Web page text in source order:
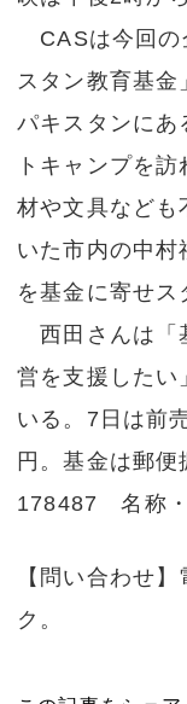
CASは今回の
スタン教育基
パキスタンにあ
トキャンプを
材や文具なども
いた市内の中村
を基金に寄せス
西田さんは「
営を支援したい
いる。7日は前
円。基金は郵
178487 名称・
【問い合わせ
ク。